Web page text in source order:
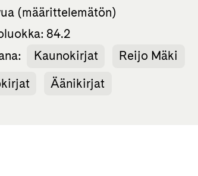
(määrittelemätön)
84.2
Kaunokirjat
Reijo Mäki
Äänikirjat